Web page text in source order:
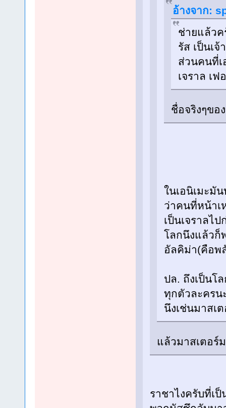
อ้างจาก:
ช่ายแล้ว
รัส เป็นเ
ส่วนคนที่เ
เจราล เฟ
ชื่อจริงๆขอ
ในเอนิเมะมั
ว่าคนที่หน้าเ
เป็นเจราลไ
โลกนึงแล้วก็
อัลคิม่า(คือพ
ปล. ถึงเป็นโ
ทุกตัวละครน
นึงเช่นมาสเ
แล้วมาสเตอร์
ราชาไงครับที่เ